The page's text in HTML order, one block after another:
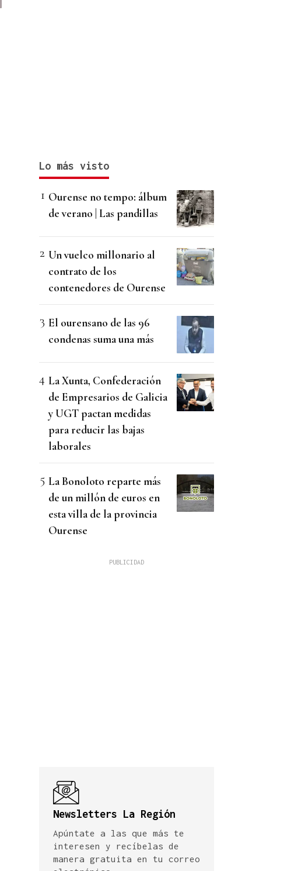
Lo más visto
Ourense no tempo: álbum
de verano | Las pandillas
Un vuelco millonario al
contrato de los
contenedores de Ourense
El ourensano de las 96
condenas suma una más
La Xunta, Confederación
de Empresarios de Galicia
y UGT pactan medidas
para reducir las bajas
laborales
La Bonoloto reparte más
de un millón de euros en
esta villa de la provincia
Ourense
Newsletters La Región
Apúntate a las que más te
interesen y recíbelas de
manera gratuita en tu correo